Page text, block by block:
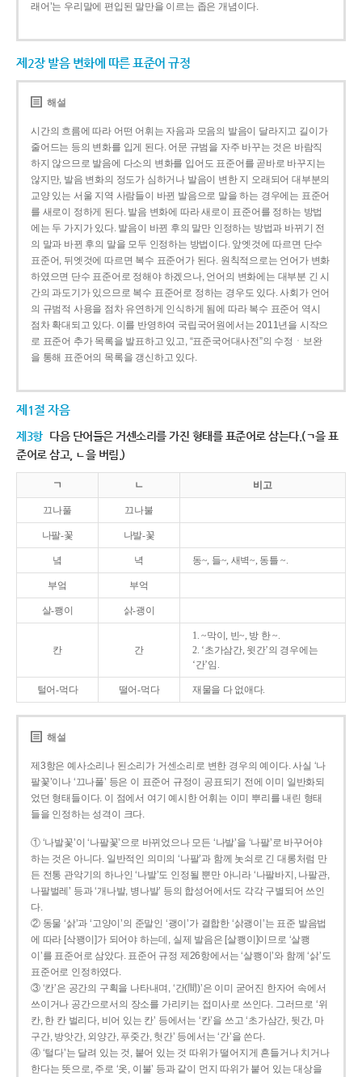
래어’는 우리말에 편입된 말만을 이르는 좁은 개념이다.
제2장 발음 변화에 따른 표준어 규정
해설
시간의 흐름에 따라 어떤 어휘는 자음과 모음의 발음이 달라지고 길이가
줄어드는 등의 변화를 입게 된다. 어문 규범을 자주 바꾸는 것은 바람직
하지 않으므로 발음에 다소의 변화를 입어도 표준어를 곧바로 바꾸지는
않지만, 발음 변화의 정도가 심하거나 발음이 변한 지 오래되어 대부분의
교양 있는 서울 지역 사람들이 바뀐 발음으로 말을 하는 경우에는 표준어
를 새로이 정하게 된다. 발음 변화에 따라 새로이 표준어를 정하는 방법
에는 두 가지가 있다. 발음이 바뀐 후의 말만 인정하는 방법과 바뀌기 전
의 말과 바뀐 후의 말을 모두 인정하는 방법이다. 앞엣것에 따르면 단수
표준어, 뒤엣것에 따르면 복수 표준어가 된다. 원칙적으로는 언어가 변화
하였으면 단수 표준어로 정해야 하겠으나, 언어의 변화에는 대부분 긴 시
간의 과도기가 있으므로 복수 표준어로 정하는 경우도 있다. 사회가 언어
의 규범적 사용을 점차 유연하게 인식하게 됨에 따라 복수 표준어 역시
점차 확대되고 있다. 이를 반영하여 국립국어원에서는 2011년을 시작으
로 표준어 추가 목록을 발표하고 있고, “표준국어대사전”의 수정ㆍ보완
을 통해 표준어의 목록을 갱신하고 있다.
제1절 자음
제3항 다음 단어들은 거센소리를 가진 형태를 표준어로 삼는다.(ㄱ을 표
준어로 삼고, ㄴ을 버림.)
ㄱ ㄴ 비고
끄나풀 끄나불
나팔-꽃 나발-꽃
녘 녁 동~, 들~, 새벽~, 동틀 ~.
부엌 부억
살-쾡이 삵-괭이
칸 간
1. ~막이, 빈~, 방 한 ~.
2. ‘초가삼간, 윗간’의 경우에는
‘간’임.
털어-먹다 떨어-먹다 재물을 다 없애다.
해설
제3항은 예사소리나 된소리가 거센소리로 변한 경우의 예이다. 사실 ‘나
팔꽃’이나 ‘끄나풀’ 등은 이 표준어 규정이 공표되기 전에 이미 일반화되
었던 형태들이다. 이 점에서 여기 예시한 어휘는 이미 뿌리를 내린 형태
들을 인정하는 성격이 크다.
① ‘나발꽃’이 ‘나팔꽃’으로 바뀌었으나 모든 ‘나발’을 ‘나팔’로 바꾸어야
하는 것은 아니다. 일반적인 의미의 ‘나팔’과 함께 놋쇠로 긴 대롱처럼 만
든 전통 관악기의 하나인 ‘나발’도 인정될 뿐만 아니라 ‘나팔바지, 나팔관,
나팔벌레’ 등과 ‘개나발, 병나발’ 등의 합성어에서도 각각 구별되어 쓰인
다.
② 동물 ‘삵’과 ‘고양이’의 준말인 ‘괭이’가 결합한 ‘삵괭이’는 표준 발음법
에 따라 [삭꽹이]가 되어야 하는데, 실제 발음은 [살쾡이]이므로 ‘살쾡
이’를 표준어로 삼았다. 표준어 규정 제26항에서는 ‘살쾡이’와 함께 ‘삵’도
표준어로 인정하였다.
③ ‘칸’은 공간의 구획을 나타내며, ‘간(間)’은 이미 굳어진 한자어 속에서
쓰이거나 공간으로서의 장소를 가리키는 접미사로 쓰인다. 그러므로 ‘위
칸, 한 칸 벌리다, 비어 있는 칸’ 등에서는 ‘칸’을 쓰고 ‘초가삼간, 뒷간, 마
구간, 방앗간, 외양간, 푸줏간, 헛간’ 등에서는 ‘간’을 쓴다.
④ ‘털다’는 달려 있는 것, 붙어 있는 것 따위가 떨어지게 흔들거나 치거나
한다는 뜻으로, 주로 ‘옷, 이불’ 등과 같이 먼지 따위가 붙어 있는 대상을